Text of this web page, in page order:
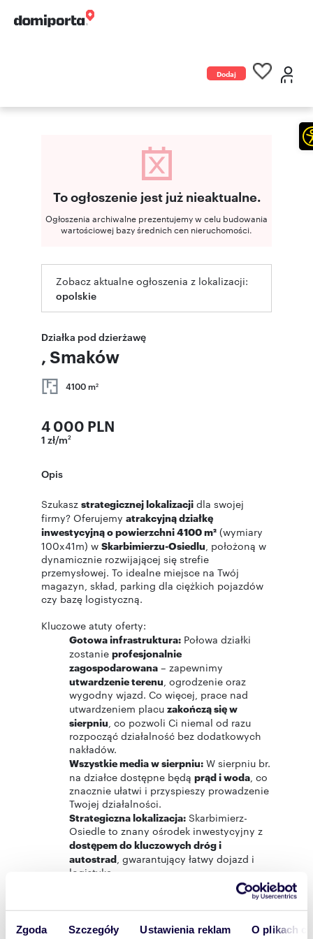
Zgoda Szczegóły Ustawienia reklam O plikach
Dodaj
To ogłoszenie jest już nieaktualne.
Ogłoszenia archiwalne prezentujemy w celu budowania
wartościowej bazy średnich cen nieruchomości.
Zobacz aktualne ogłoszenia z lokalizacji:
opolskie
Działka pod dzierżawę
, Smaków
4100 m2
4 000 PLN
1 zł/m2
Opis
Szukasz strategicznej lokalizacji dla swojej
firmy? Oferujemy atrakcyjną działkę
inwestycyjną o powierzchni 4100 m² (wymiary
100x41m) w Skarbimierzu-Osiedlu, położoną w
dynamicznie rozwijającej się strefie
przemysłowej. To idealne miejsce na Twój
magazyn, skład, parking dla ciężkich pojazdów
czy bazę logistyczną.
Kluczowe atuty oferty:
Gotowa infrastruktura: Połowa działki
zostanie profesjonalnie
zagospodarowana – zapewnimy
utwardzenie terenu, ogrodzenie oraz
wygodny wjazd. Co więcej, prace nad
utwardzeniem placu zakończą się w
sierpniu, co pozwoli Ci niemal od razu
rozpocząć działalność bez dodatkowych
nakładów.
Wszystkie media w sierpniu: W sierpniu br.
na działce dostępne będą prąd i woda, co
znacznie ułatwi i przyspieszy prowadzenie
Twojej działalności.
Strategiczna lokalizacja: Skarbimierz-
Osiedle to znany ośrodek inwestycyjny z
dostępem do kluczowych dróg i
autostrad, gwarantujący łatwy dojazd i
logistykę.
Duża powierzchnia działki
adaptacjipod różnorodne potrzeby
biznesowe.